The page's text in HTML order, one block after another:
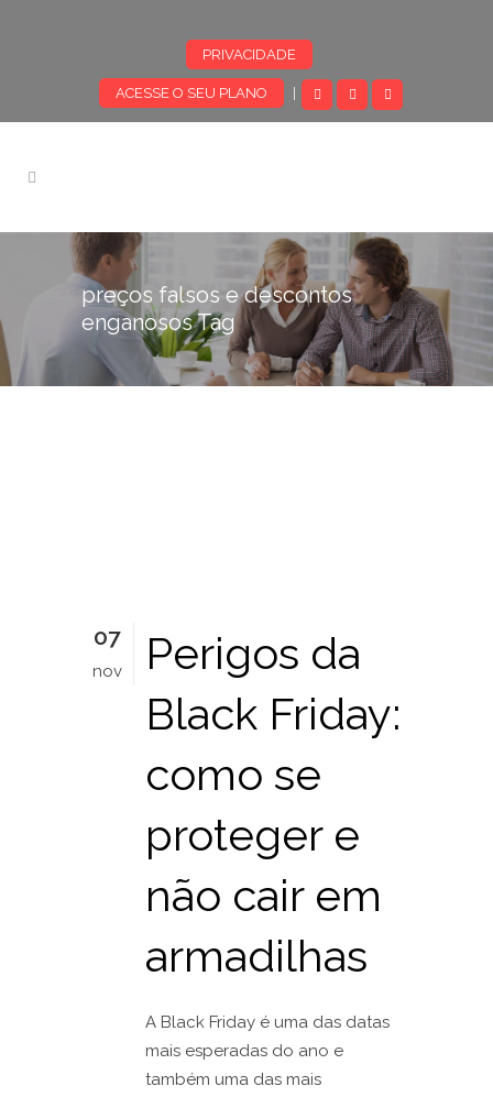
PRIVACIDADE
ACESSE O SEU PLANO
preços falsos e descontos
enganosos Tag
07
nov
Perigos da
Black Friday:
como se
proteger e
não cair em
armadilhas
A Black Friday é uma das datas
mais esperadas do ano e
também uma das mais